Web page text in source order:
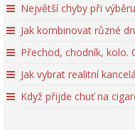
Největší chyby při
Jak kombinovat různé
Přechod, chodník, kolo.
Jak vybrat realitní
Když přijde chuť na